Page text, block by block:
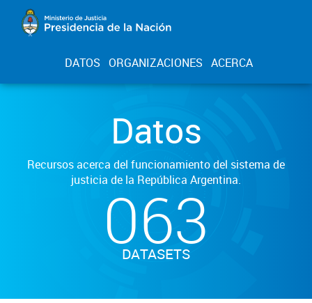
DATOS ORGANIZACIONES ACERCA
Datos
Recursos acerca del funcionamiento del sistema de
justicia de la República Argentina.
063
DATASETS